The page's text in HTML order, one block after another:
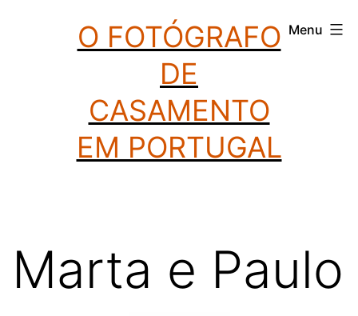
O FOTÓGRAFO
DE
CASAMENTO
EM PORTUGAL
Menu
Marta e Paulo